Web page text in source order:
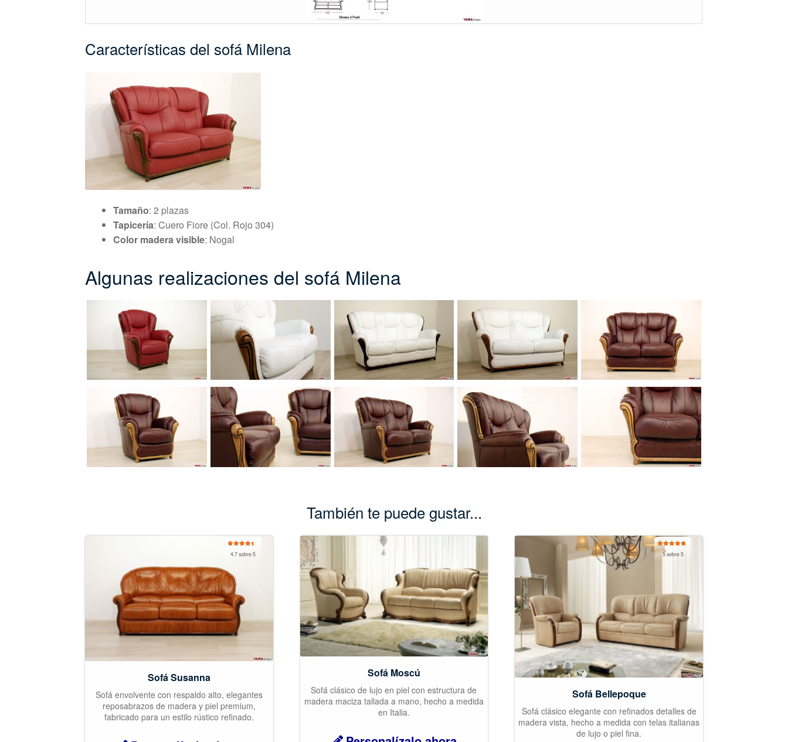
Características del sofá Milena
Tamaño: 2 plazas
Tapicería: Cuero Fiore (Col. Rojo 304)
Color madera visible: Nogal
Algunas realizaciones del sofá Milena
También te puede gustar...
4.7 sobre 5
Sofá Susanna
Sofá envolvente con respaldo alto, elegantes
reposabrazos de madera y piel premium,
fabricado para un estilo rústico refinado.
Sofá Moscú
Sofá clásico de lujo en piel con estructura de
madera maciza tallada a mano, hecho a medida
en Italia.
Valorado
5 sobre 5
Sofá Bellepoque
Sofá clásico elegante con refinados detalles de
madera vista, hecho a medida con telas italianas
de lujo o piel fina.